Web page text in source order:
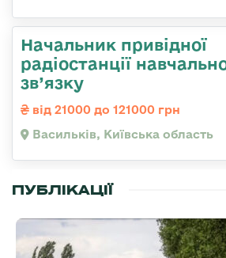
Начальник привідної
радіостанції
зв’язку
від 21000 до 121000 грн
Васильків, Київська область
ПУБЛІКАЦІЇ